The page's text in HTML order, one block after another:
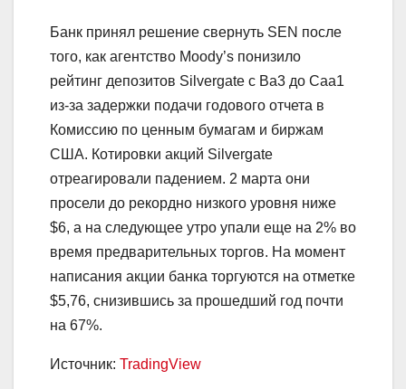
Банк принял решение свернуть SEN после
того, как агентство Moody’s понизило
рейтинг депозитов Silvergate c Ba3 до Caa1
из-за задержки подачи годового отчета в
Комиссию по ценным бумагам и биржам
США. Котировки акций Silvergate
отреагировали падением. 2 марта они
просели до рекордно низкого уровня ниже
$6, а на следующее утро упали еще на 2% во
время предварительных торгов. На момент
написания акции банка торгуются на отметке
$5,76, снизившись за прошедший год почти
на 67%.
Источник: TradingView